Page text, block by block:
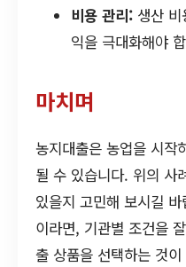
비용 관리: 생산
익을 극대화해야
마치며
농지대출은 농업을 시작
될 수 있습니다. 위의 사
있을지 고민해 보시길
이라면, 기관별 조건을
출 상품을 선택하는 것